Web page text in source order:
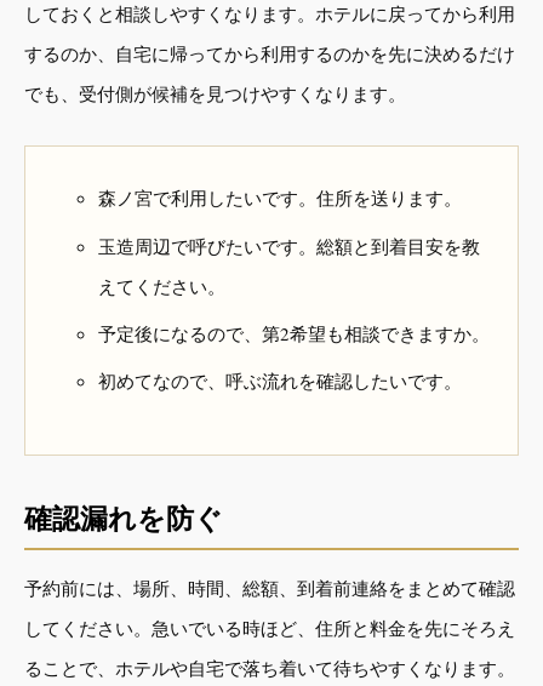
しておくと相談しやすくなります。ホテルに戻ってから利用
するのか、自宅に帰ってから利用するのかを先に決めるだけ
でも、受付側が候補を見つけやすくなります。
森ノ宮で利用したいです。住所を送ります。
玉造周辺で呼びたいです。総額と到着目安を教
えてください。
予定後になるので、第2希望も相談できますか。
初めてなので、呼ぶ流れを確認したいです。
確認漏れを防ぐ
予約前には、場所、時間、総額、到着前連絡をまとめて確認
してください。急いでいる時ほど、住所と料金を先にそろえ
ることで、ホテルや自宅で落ち着いて待ちやすくなります。